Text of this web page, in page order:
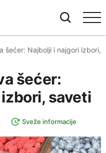
šećer: Najbolji i najgori izbori,
šećer:
saveti
Sveže informacije